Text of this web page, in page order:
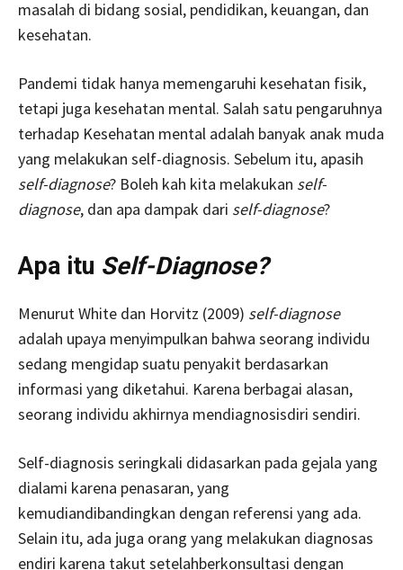
masalah di bidang sosial, pendidikan, keuangan, dan
kesehatan.
Pandemi tidak hanya memengaruhi kesehatan fisik,
tetapi juga kesehatan mental. Salah satu pengaruhnya
terhadap Kesehatan mental adalah banyak anak muda
yang melakukan self-diagnosis. Sebelum itu, apasih
self-diagnose? Boleh kah kita melakukan self-
diagnose, dan apa dampak dari self-diagnose?
Apa itu Self-Diagnose?
Menurut White dan Horvitz (2009) self-diagnose
adalah upaya menyimpulkan bahwa seorang individu
sedang mengidap suatu penyakit berdasarkan
informasi yang diketahui. Karena berbagai alasan,
seorang individu akhirnya mendiagnosisdiri sendiri.
Self-diagnosis seringkali didasarkan pada gejala yang
dialami karena penasaran, yang
kemudiandibandingkan dengan referensi yang ada.
Selain itu, ada juga orang yang melakukan diagnosas
endiri karena takut setelahberkonsultasi dengan